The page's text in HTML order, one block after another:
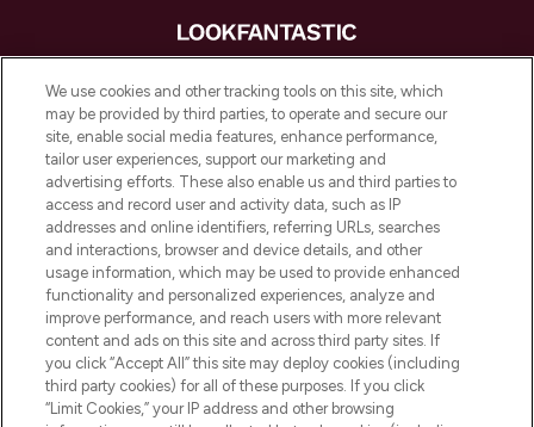
LOOKFANTASTIC is de ultieme online
beautybestemming van Europa, met de
beste huidverzorging, haarproducten en
make-up van meer dan 200 topmerken.
Shop online of via de app, met gratis
verzending vanaf €40.
Cookie-toestemming
Do Not Sell or Share My Personal
Information
HELP & INFORMATIE
We use cookies and other tracking tools on this site, which
may be provided by third parties, to operate and secure our
site, enable social media features, enhance performance,
tailor user experiences, support our marketing and
advertising efforts. These also enable us and third parties to
access and record user and activity data, such as IP
addresses and online identifiers, referring URLs, searches
and interactions, browser and device details, and other
usage information, which may be used to provide enhanced
functionality and personalized experiences, analyze and
improve performance, and reach users with more relevant
content and ads on this site and across third party sites. If
you click “Accept All” this site may deploy cookies (including
third party cookies) for all of these purposes. If you click
“Limit Cookies,” your IP address and other browsing